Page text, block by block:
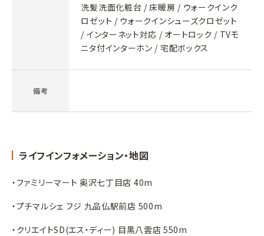
洗髪洗面化粧台 / 床暖房 / ウォークインク
ロゼット / ウォークインシューズクロゼット
/ インターネット対応 / オートロック / TVモ
ニタ付インターホン / 宅配ボックス
備考
ライフインフォメーション・地図
・ファミリーマート 奥沢七丁目店 40m
・プチマルシェ フジ 九品仏駅前店 500m
・クリエイトSD(エス・ディー) 目黒八雲店 550m